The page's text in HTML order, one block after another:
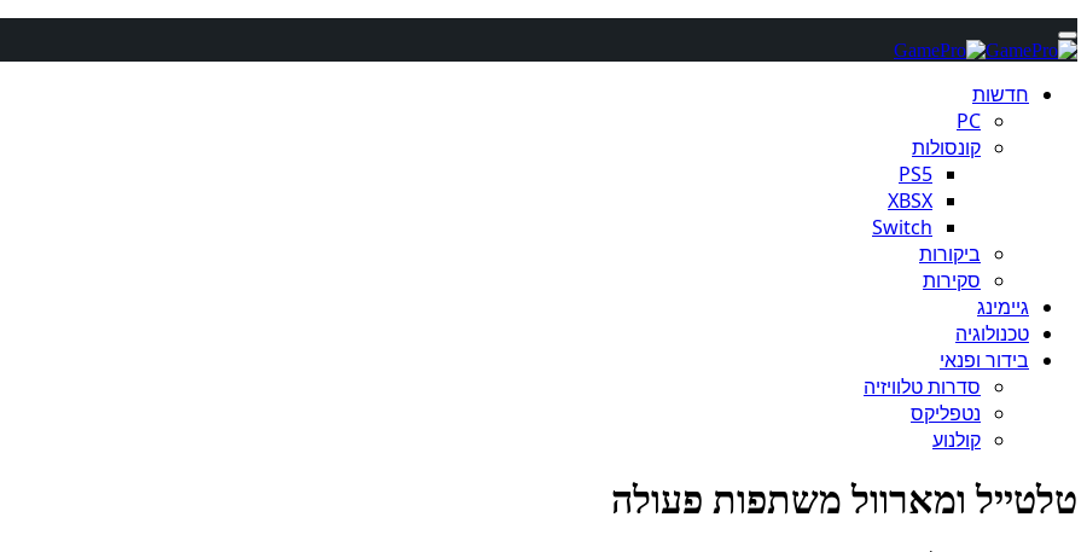
חדשות
PC
קונסולות
PS5
XBSX
Switch
ביקורות
סקירות
גיימינג
טכנולוגיה
בידור ופנאי
סדרות טלוויזיה
נטפליקס
קולנוע
טלטייל ומארוול משתפות פעולה